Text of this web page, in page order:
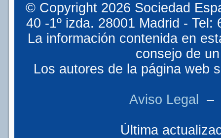
© Copyright 2026 Sociedad
40 -1º izda. 28001 Madrid -
La información contenida en
consejo de
Los autores de la página web
Aviso Legal
Última